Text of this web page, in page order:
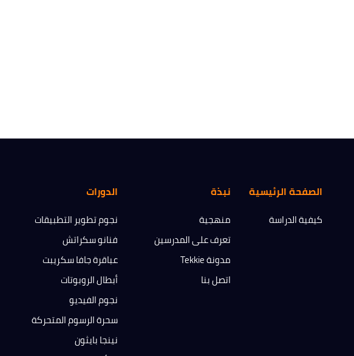
الصفحة الرئيسية
كيفية الدراسة
نبذة
منهجية
تعرف على المدرسين
مدونة Tekkie
اتصل بنا
الدورات
نجوم تطوير التطبيقات
فنانو سكراتش
عباقرة جافا سكريبت
أبطال الروبوتات
نجوم الفيديو
سحرة الرسوم المتحركة
نينجا بايثون